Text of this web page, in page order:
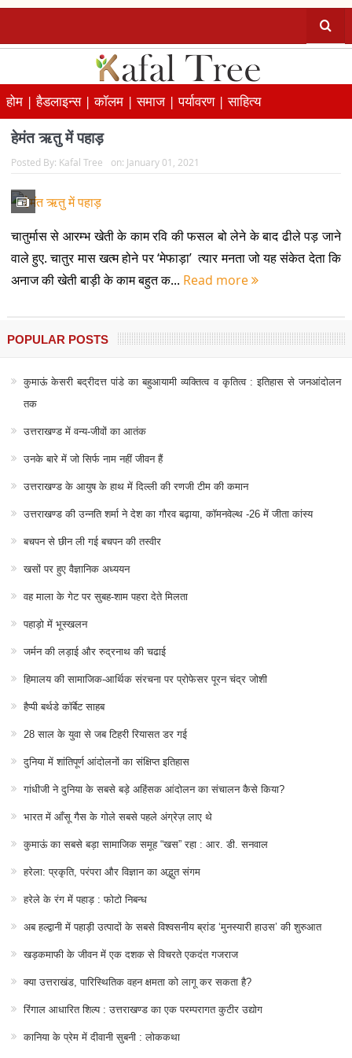
होम |हैडलाइन्स |कॉलम |समाज |पर्यावरण |साहित्य
हेमंत ऋतु में पहाड़
Posted By: Kafal Tree on: January 01, 2021
चातुर्मास से आरम्भ खेती के काम रवि की फसल बो लेने के बाद ढीले पड़ जाने
वाले हुए. चातुर मास खत्म होने पर ‘मेफाड़ा’ त्यार मनता जो यह संकेत देता कि
अनाज की खेती बाड़ी के काम बहुत क... Read more
POPULAR POSTS
कुमाऊं केसरी बद्रीदत्त पांडे का बहुआयामी व्यक्तित्व व कृतित्व : इतिहास से जनआंदोलन
तक
उत्तराखण्ड में वन्य-जीवों का आतंक
उनके बारे में जो सिर्फ नाम नहीं जीवन हैं
उत्तराखण्ड के आयुष के हाथ में दिल्ली की रणजी टीम की कमान
उत्तराखण्ड की उन्नति शर्मा ने देश का गौरव बढ़ाया, कॉमनवेल्थ -26 में जीता कांस्य
बचपन से छीन ली गई बचपन की तस्वीर
खसों पर हुए वैज्ञानिक अध्ययन
वह माला के गेट पर सुबह-शाम पहरा देते मिलता
पहाड़ो में भूस्खलन
जर्मन की लड़ाई और रुद्रनाथ की चढाई
हिमालय की सामाजिक-आर्थिक संरचना पर प्रोफेसर पूरन चंद्र जोशी
हैप्पी बर्थडे कॉर्बेट साहब
28 साल के युवा से जब टिहरी रियासत डर गई
दुनिया में शांतिपूर्ण आंदोलनों का संक्षिप्त इतिहास
गांधीजी ने दुनिया के सबसे बड़े अहिंसक आंदोलन का संचालन कैसे किया?
भारत में आँसू गैस के गोले सबसे पहले अंग्रेज़ लाए थे
कुमाऊं का सबसे बड़ा सामाजिक समूह “खस” रहा : आर. डी. सनवाल
हरेला: प्रकृति, परंपरा और विज्ञान का अद्भुत संगम
हरेले के रंग में पहाड़ : फोटो निबन्ध
अब हल्द्वानी में पहाड़ी उत्पादों के सबसे विश्वसनीय ब्रांड ‘मुनस्यारी हाउस’ की शुरुआत
खड़कमाफी के जीवन में एक दशक से विचरते एकदंत गजराज
क्या उत्तराखंड, पारिस्थितिक वहन क्षमता को लागू कर सकता है?
रिंगाल आधारित शिल्प : उत्तराखण्ड का एक परम्परागत कुटीर उद्योग
कानिया के प्रेम में दीवानी सुबनी : लोककथा